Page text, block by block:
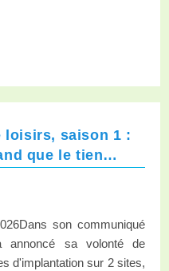
loisirs, saison 1 :
que le tien…
son communiqué
sa volonté de
d'implantation sur 2 sites,